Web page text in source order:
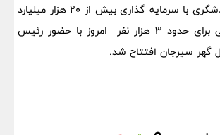
بزرگ صنعتی و گردشگری با سرمایه گذاری بیش از ۲۰ هزار میلیارد
تومان و اشتغالزایی برای حدود ۳ هزار نفر امروز با حضور رئیس
گهر سیرجان افتتاح شد.